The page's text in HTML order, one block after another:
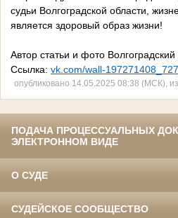
судьи Волгоградской области,
является здоровый образ жизни!
Автор статьи и фото Волгоградский
Ссылка: vk.com/wall-197271408_727
опубликовано 14.05.2025 08:38 (МСК),
ПОДАЧА ПРОЦЕССУАЛЬНЫХ
ЭЛЕКТРОННОМ ВИДЕ
О СУДЕ
СУДЕЙСКОЕ СООБЩЕСТВО